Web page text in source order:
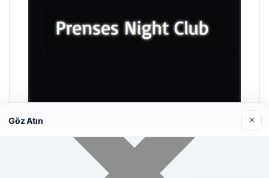
Prenses Night Club
Göz Atın ×